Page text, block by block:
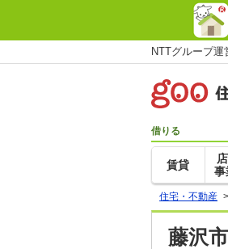
NTTグループ
借りる
賃貸
事
住宅・不動産 >
藤沢